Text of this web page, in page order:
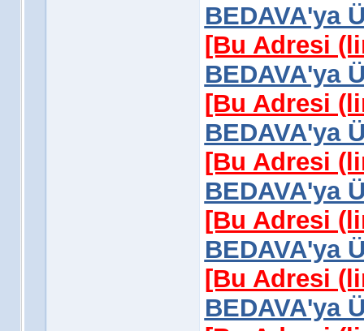
BEDAVA'ya
[Bu Adresi
BEDAVA'ya
[Bu Adresi
BEDAVA'ya
[Bu Adresi
BEDAVA'ya
[Bu Adresi
BEDAVA'ya
[Bu Adresi
BEDAVA'ya